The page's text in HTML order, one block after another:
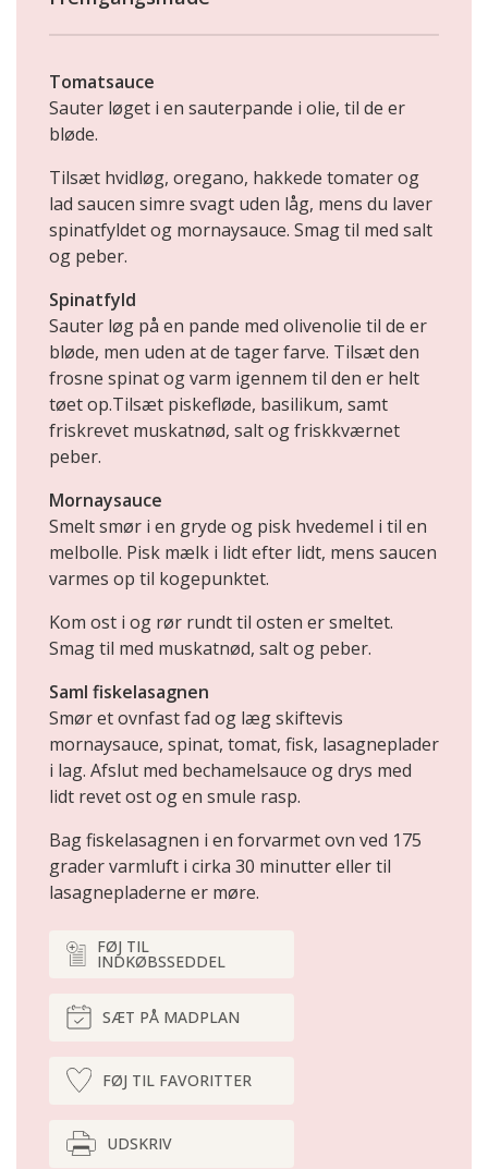
Tomatsauce
Sauter løget i en sauterpande i olie, til de er
bløde.
Tilsæt hvidløg, oregano, hakkede tomater og
lad saucen simre svagt uden låg, mens du laver
spinatfyldet og mornaysauce. Smag til med salt
og peber.
Spinatfyld
Sauter løg på en pande med olivenolie til de er
bløde, men uden at de tager farve. Tilsæt den
frosne spinat og varm igennem til den er helt
tøet op.Tilsæt piskefløde, basilikum, samt
friskrevet muskatnød, salt og friskkværnet
peber.
Mornaysauce
Smelt smør i en gryde og pisk hvedemel i til en
melbolle. Pisk mælk i lidt efter lidt, mens saucen
varmes op til kogepunktet.
Kom ost i og rør rundt til osten er smeltet.
Smag til med muskatnød, salt og peber.
Saml fiskelasagnen
Smør et ovnfast fad og læg skiftevis
mornaysauce, spinat, tomat, fisk, lasagneplader
i lag. Afslut med bechamelsauce og drys med
lidt revet ost og en smule rasp.
Bag fiskelasagnen i en forvarmet ovn ved 175
grader varmluft i cirka 30 minutter eller til
lasagnepladerne er møre.
FØJ TIL
INDKØBSSEDDEL
SÆT PÅ MADPLAN
FØJ TIL FAVORITTER
UDSKRIV